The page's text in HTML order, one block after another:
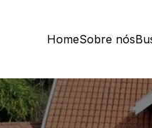
HomeSobre nós